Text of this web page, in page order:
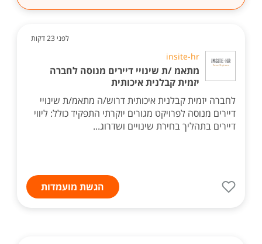
לפני 23 דקות
insite-hr
מתאמ /ת שינויי דיירים מנוסה לחברה
יזמית קבלנית איכותית
לחברה יזמית קבלנית איכותית דרוש/ה מתאמ/ת שינויי
דיירים מנוסה לפרויקט מגורים יוקרתי התפקיד כולל: ליווי
דיירים בתהליך בחירת שינויים ושדרוג...
הגשת מועמדות